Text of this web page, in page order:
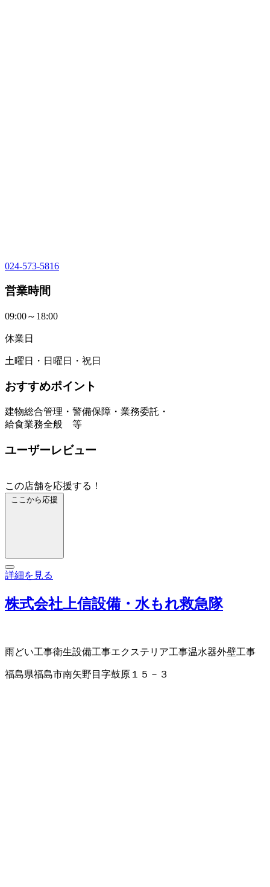
024-573-5816
営業時間
09:00～18:00
休業日
土曜日・日曜日・祝日
おすすめポイント
建物総合管理・警備保障・業務委託・
給食業務全般 等
ユーザーレビュー
この店舗を応援する！
ここから応援
詳細を見る
株式会社上信設備・水もれ救急隊
雨どい工事衛生設備工事エクステリア工事温水器外壁工事
福島県福島市南矢野目字鼓原１５－３